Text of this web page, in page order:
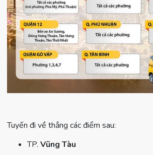
Tuyến đi về thẳng các điểm sau:
TP. Vũng Tàu